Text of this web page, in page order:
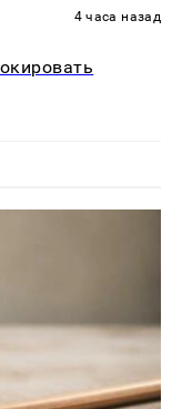
4 часа назад